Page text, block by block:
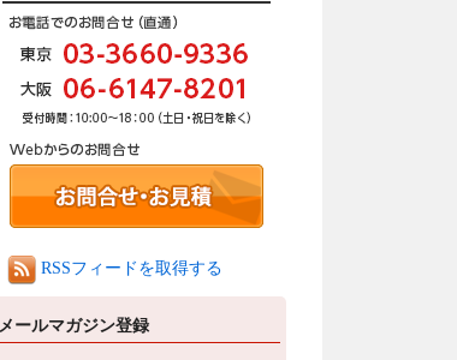
RSSフィードを取得する
メールマガジン登録